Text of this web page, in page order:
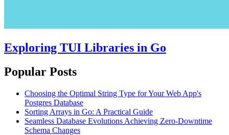
Exploring TUI Libraries in Go
Popular Posts
Choosing the Optimal String Type for Your Web App's
Postgres Database
Sorting Arrays in Go: A Practical Guide
Seamless Database Evolutions Achieving Zero-Downtime
Schema Changes